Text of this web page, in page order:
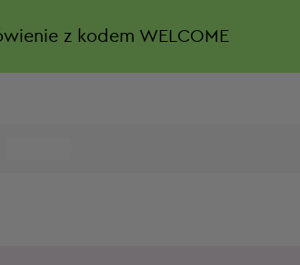
z kodem WELCOME